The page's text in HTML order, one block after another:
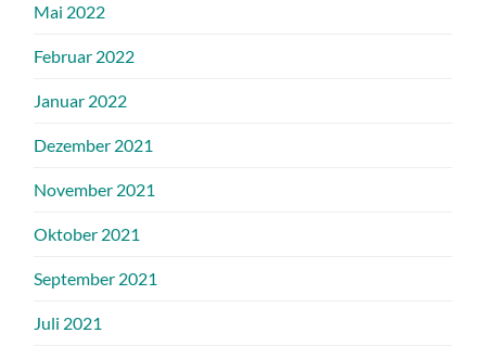
Mai 2022
Februar 2022
Januar 2022
Dezember 2021
November 2021
Oktober 2021
September 2021
Juli 2021